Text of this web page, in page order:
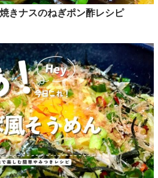
きナスのねぎポン酢レシピ